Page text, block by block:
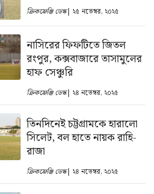
ক্রিকফ্রেঞ্জি ডেস্ক| ২৫ নভেম্বর, ২০২৫
নাসিরের ফিফটিতে জিতল
রংপুর, কক্সবাজারে তাসামুলের
হাফ সেঞ্চুরি
ক্রিকফ্রেঞ্জি ডেস্ক| ২৪ নভেম্বর, ২০২৫
তিনদিনেই চট্টগ্রামকে হারালো
সিলেট, বল হাতে নায়ক রাহি-
রাজা
ক্রিকফ্রেঞ্জি ডেস্ক| ২৪ নভেম্বর, ২০২৫